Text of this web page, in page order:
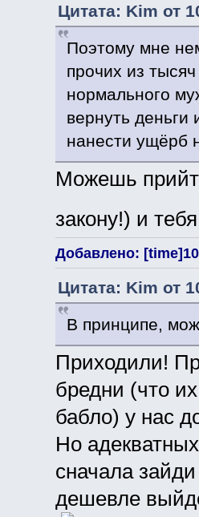
Цитата: Kim от
Поэтому мне
прочих из
нормального
вернуть деньги
нанести ущёрб
Можешь
закону!) и
Добавлено:
Цитата: Kim от
В принципе,
Приходили!
бредни (что
бабло) у нас
Но
сначала
дешевле